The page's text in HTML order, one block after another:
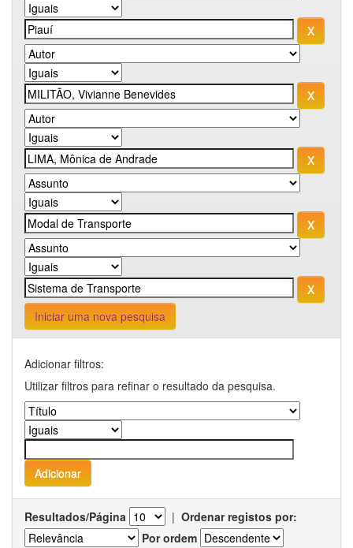
Iniciar uma nova pesquisa
Adicionar filtros:
Utilizar filtros para refinar o resultado da pesquisa.
Resultados/Página | Ordenar registos por:
Por ordem